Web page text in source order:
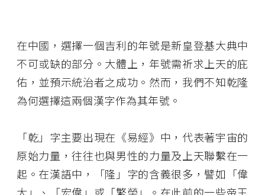
在中國，選擇一個吉利的年號是新皇登基大典中
不可或缺的部分。大體上，年號需祈求上天的庇
佑，並預示統治者之成功。然而，我們不知乾隆
為何選擇這兩個漢字作為其年號。
「乾」字主要出現在《易經》中，代表著宇宙的
原始力量，往往也與男性的力量及上天聯繫在一
起。在漢語中，「隆」字的含義很多，譬如「偉